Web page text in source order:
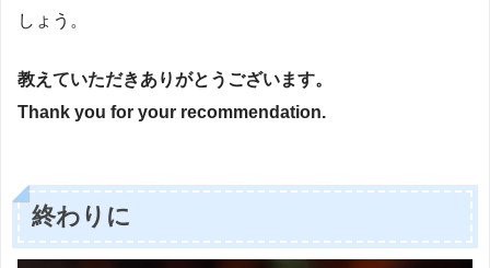
しょう。
教えていただきありがとうございます。
Thank you for your recommendation.
終わりに